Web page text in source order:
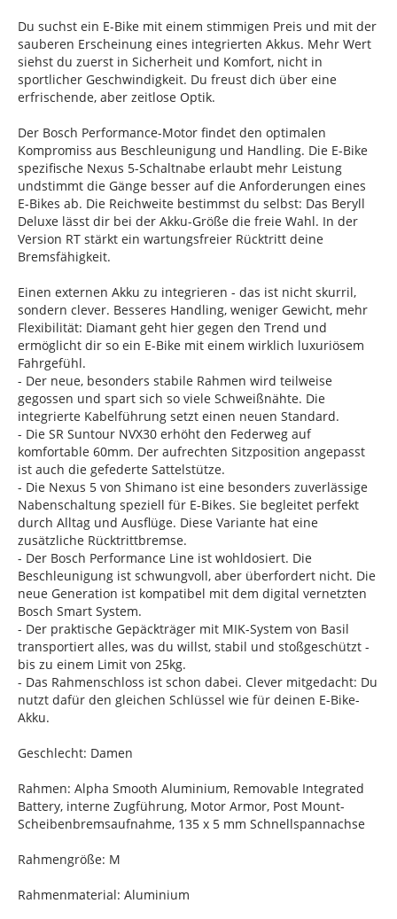
Du suchst ein E-Bike mit einem stimmigen Preis und mit der
sauberen Erscheinung eines integrierten Akkus. Mehr Wert
siehst du zuerst in Sicherheit und Komfort, nicht in
sportlicher Geschwindigkeit. Du freust dich über eine
erfrischende, aber zeitlose Optik.
Der Bosch Performance-Motor findet den optimalen
Kompromiss aus Beschleunigung und Handling. Die E-Bike
spezifische Nexus 5-Schaltnabe erlaubt mehr Leistung
undstimmt die Gänge besser auf die Anforderungen eines
E-Bikes ab. Die Reichweite bestimmst du selbst: Das Beryll
Deluxe lässt dir bei der Akku-Größe die freie Wahl. In der
Version RT stärkt ein wartungsfreier Rücktritt deine
Bremsfähigkeit.
Einen externen Akku zu integrieren - das ist nicht skurril,
sondern clever. Besseres Handling, weniger Gewicht, mehr
Flexibilität: Diamant geht hier gegen den Trend und
ermöglicht dir so ein E-Bike mit einem wirklich luxuriösem
Fahrgefühl.
- Der neue, besonders stabile Rahmen wird teilweise
gegossen und spart sich so viele Schweißnähte. Die
integrierte Kabelführung setzt einen neuen Standard.
- Die SR Suntour NVX30 erhöht den Federweg auf
komfortable 60mm. Der aufrechten Sitzposition angepasst
ist auch die gefederte Sattelstütze.
- Die Nexus 5 von Shimano ist eine besonders zuverlässige
Nabenschaltung speziell für E-Bikes. Sie begleitet perfekt
durch Alltag und Ausflüge. Diese Variante hat eine
zusätzliche Rücktrittbremse.
- Der Bosch Performance Line ist wohldosiert. Die
Beschleunigung ist schwungvoll, aber überfordert nicht. Die
neue Generation ist kompatibel mit dem digital vernetzten
Bosch Smart System.
- Der praktische Gepäckträger mit MIK-System von Basil
transportiert alles, was du willst, stabil und stoßgeschützt -
bis zu einem Limit von 25kg.
- Das Rahmenschloss ist schon dabei. Clever mitgedacht: Du
nutzt dafür den gleichen Schlüssel wie für deinen E-Bike-
Akku.
Geschlecht: Damen
Rahmen: Alpha Smooth Aluminium, Removable Integrated
Battery, interne Zugführung, Motor Armor, Post Mount-
Scheibenbremsaufnahme, 135 x 5 mm Schnellspannachse
Rahmengröße: M
Rahmenmaterial: Aluminium